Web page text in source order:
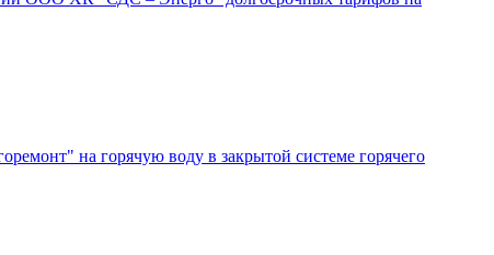
на горячую воду в закрытой системе горячего